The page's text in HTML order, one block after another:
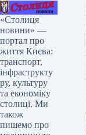
«Столиця
новини» —
портал про
життя Києва:
транспорт,
інфраструкту
ру, культуру
та економіку
столиці. Ми
також
пишемо про